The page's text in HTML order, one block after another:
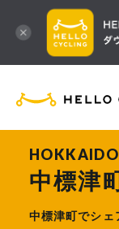
HOKKAIDO
中標津
中標津町でシェ